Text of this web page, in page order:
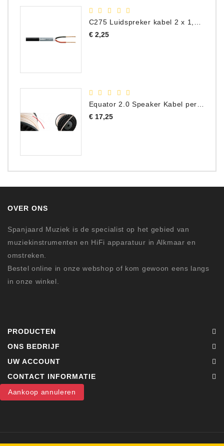
€ 2,25Prijs
Equator 2.0 Speaker Kabel per meter
€ 17,25Prijs
OVER ONS
Spanjaard Muziek is de specialist op het gebied van
muziekinstrumenten en HiFi apparatuur in Alkmaar en
omstreken.
Bestel online in onze webshop of kom gewoon eens langs
in onze winkel.
PRODUCTEN
ONS BEDRIJF
UW ACCOUNT
CONTACT INFORMATIE
Aankoop annuleren